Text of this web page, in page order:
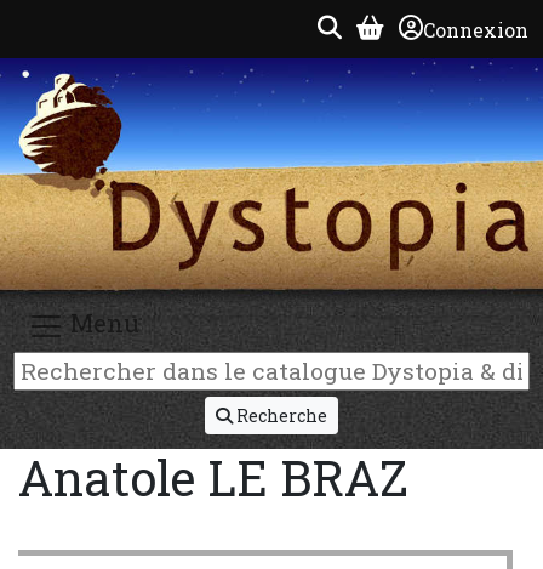
Connexion
Menu
Recherche
Anatole LE BRAZ